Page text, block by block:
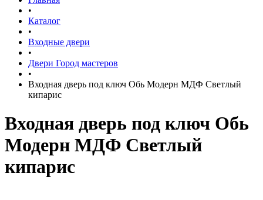
•
Каталог
•
Входные двери
•
Двери Город мастеров
•
Входная дверь под ключ Обь Модерн МДФ Светлый
кипарис
Входная дверь под ключ Обь
Модерн МДФ Светлый
кипарис